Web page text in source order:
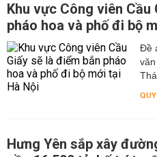
Khu vực Công viên Cầu
pháo hoa và phố đi bộ
Đề
Hưng Yên sắp xây